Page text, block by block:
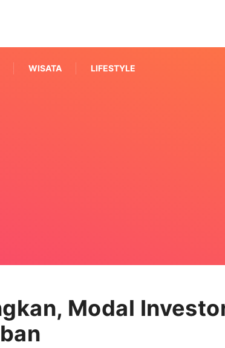
WISATA LIFESTYLE
Modal